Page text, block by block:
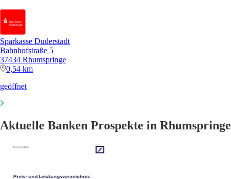
Sparkasse Duderstadt
Bahnhofstraße 5
37434 Rhumspringe
0,54 km
geöffnet
Aktuelle Banken Prospekte in Rhumspringe